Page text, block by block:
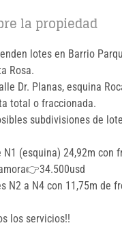
la propiedad
lotes en Barrio
Rosa.
Dr. Planas, esquina
total o fraccionada.
subdivisiones de
N1 (esquina) 24,92m con
N2 a N4 con 11,75m de
los servicios!!